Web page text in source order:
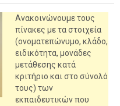
Ανακοινώνουμε τους
πίνακες με τα στοιχεία
(ονοματεπώνυμο, κλάδο,
ειδικότητα, μονάδες
μετάθεσης κατά
κριτήριο και στο σύνολό
τους) των
εκπαιδευτικών που